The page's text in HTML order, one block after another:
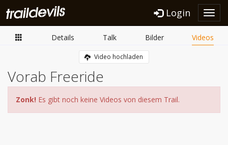
Login
Details Talk Bilder Videos
Video hochladen
Vorab Freeride
Zonk! Es gibt noch keine Videos von diesem Trail.